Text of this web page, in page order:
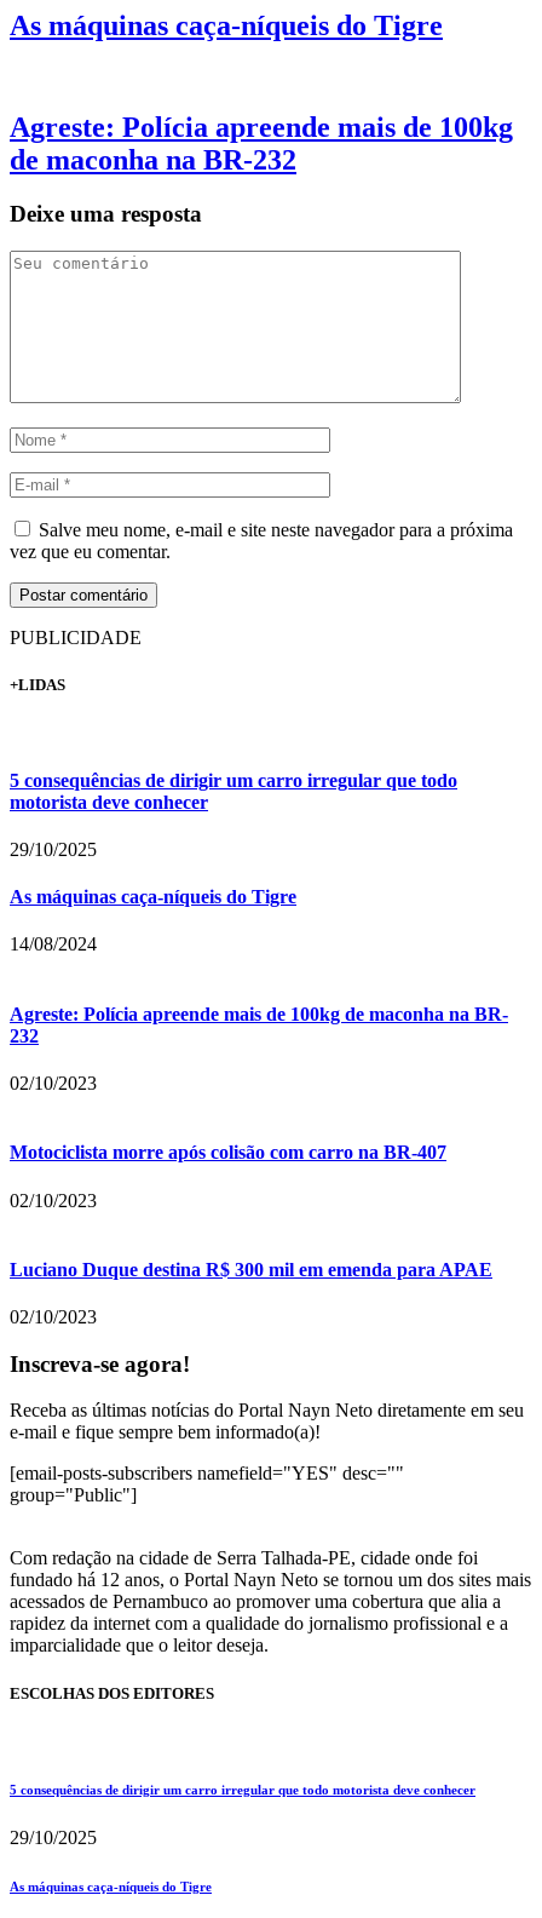
As máquinas caça-níqueis do Tigre
Agreste: Polícia apreende mais de 100kg
de maconha na BR-232
Deixe uma resposta
Salve meu nome, e-mail e site neste navegador para a próxima
vez que eu comentar.
PUBLICIDADE
+LIDAS
5 consequências de dirigir um carro irregular que todo
motorista deve conhecer
29/10/2025
As máquinas caça-níqueis do Tigre
14/08/2024
Agreste: Polícia apreende mais de 100kg de maconha na BR-
232
02/10/2023
Motociclista morre após colisão com carro na BR-407
02/10/2023
Luciano Duque destina R$ 300 mil em emenda para APAE
02/10/2023
Inscreva-se agora!
Receba as últimas notícias do Portal Nayn Neto diretamente em seu
e-mail e fique sempre bem informado(a)!
[email-posts-subscribers namefield="YES" desc=""
group="Public"]
Com redação na cidade de Serra Talhada-PE, cidade onde foi
fundado há 12 anos, o Portal Nayn Neto se tornou um dos sites mais
acessados de Pernambuco ao promover uma cobertura que alia a
rapidez da internet com a qualidade do jornalismo profissional e a
imparcialidade que o leitor deseja.
ESCOLHAS DOS EDITORES
5 consequências de dirigir um carro irregular que todo motorista deve conhecer
29/10/2025
As máquinas caça-níqueis do Tigre